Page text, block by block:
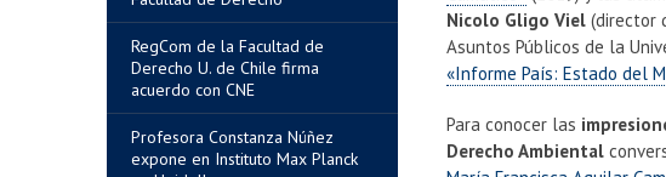
RegCom de la Facultad de
Derecho U. de Chile firma
acuerdo con CNE
Profesora Constanza Núñez
expone en Instituto Max Planck
Nicolo Gligo Viel (director
Asuntos Públicos de la
«Informe País: Estado del
Para conocer las
Derecho Ambiental